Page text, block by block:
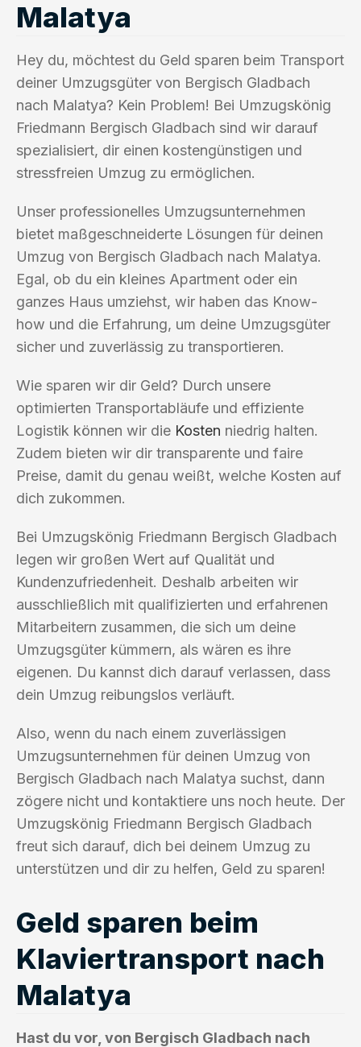
Malatya
Hey du, möchtest du Geld sparen beim Transport
deiner Umzugsgüter von Bergisch Gladbach
nach Malatya? Kein Problem! Bei Umzugskönig
Friedmann Bergisch Gladbach sind wir darauf
spezialisiert, dir einen kostengünstigen und
stressfreien Umzug zu ermöglichen.
Unser professionelles Umzugsunternehmen
bietet maßgeschneiderte Lösungen für deinen
Umzug von Bergisch Gladbach nach Malatya.
Egal, ob du ein kleines Apartment oder ein
ganzes Haus umziehst, wir haben das Know-
how und die Erfahrung, um deine Umzugsgüter
sicher und zuverlässig zu transportieren.
Wie sparen wir dir Geld? Durch unsere
optimierten Transportabläufe und effiziente
Logistik können wir die Kosten niedrig halten.
Zudem bieten wir dir transparente und faire
Preise, damit du genau weißt, welche Kosten auf
dich zukommen.
Bei Umzugskönig Friedmann Bergisch Gladbach
legen wir großen Wert auf Qualität und
Kundenzufriedenheit. Deshalb arbeiten wir
ausschließlich mit qualifizierten und erfahrenen
Mitarbeitern zusammen, die sich um deine
Umzugsgüter kümmern, als wären es ihre
eigenen. Du kannst dich darauf verlassen, dass
dein Umzug reibungslos verläuft.
Also, wenn du nach einem zuverlässigen
Umzugsunternehmen für deinen Umzug von
Bergisch Gladbach nach Malatya suchst, dann
zögere nicht und kontaktiere uns noch heute. Der
Umzugskönig Friedmann Bergisch Gladbach
freut sich darauf, dich bei deinem Umzug zu
unterstützen und dir zu helfen, Geld zu sparen!
Geld sparen beim
Klaviertransport nach
Malatya
Hast du vor, von Bergisch Gladbach nach